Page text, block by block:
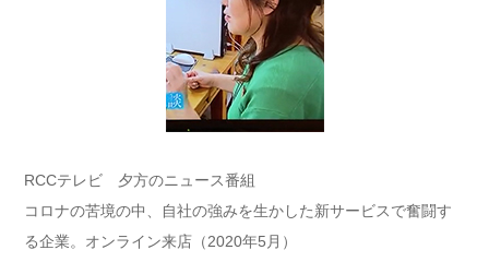
RCCテレビ 夕方のニュース番組
コロナの苦境の中、自社の強みを生かした新サービスで奮闘す
る企業。オンライン来店（2020年5月）